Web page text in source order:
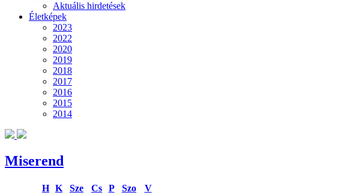
Aktuális hirdetések
Életképek
2023
2022
2020
2019
2018
2017
2016
2015
2014
Miserend
H K Sze Cs P Szo
V